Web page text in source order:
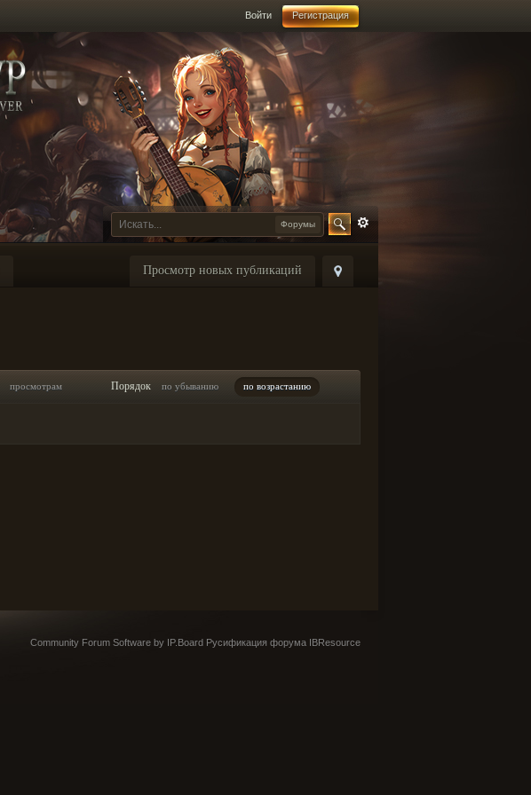
Войти Регистрация
Форумы
Просмотр новых публикаций
просмотрам Порядок по убыванию по возрастанию
Community Forum Software by IP.Board Русификация форума IBResource